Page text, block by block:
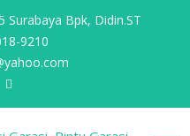
Surabaya Bpk, Didin.ST
9210